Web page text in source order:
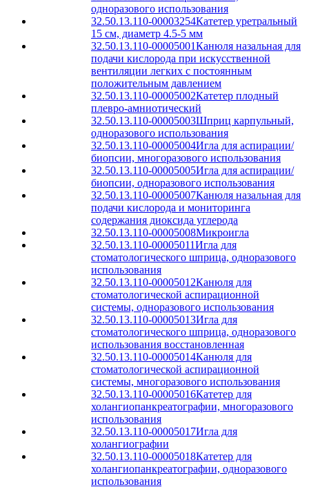
одноразового использования
32.50.13.110-00003254Катетер уретральный
15 см, диаметр 4.5-5 мм
32.50.13.110-00005001Канюля назальная для
подачи кислорода при искусственной
вентиляции легких с постоянным
положительным давлением
32.50.13.110-00005002Катетер плодный
плевро-амниотический
32.50.13.110-00005003Шприц карпульный,
одноразового использования
32.50.13.110-00005004Игла для аспирации/
биопсии, многоразового использования
32.50.13.110-00005005Игла для аспирации/
биопсии, одноразового использования
32.50.13.110-00005007Канюля назальная для
подачи кислорода и мониторинга
содержания диоксида углерода
32.50.13.110-00005008Микроигла
32.50.13.110-00005011Игла для
стоматологического шприца, одноразового
использования
32.50.13.110-00005012Канюля для
стоматологической аспирационной
системы, одноразового использования
32.50.13.110-00005013Игла для
стоматологического шприца, одноразового
использования восстановленная
32.50.13.110-00005014Канюля для
стоматологической аспирационной
системы, многоразового использования
32.50.13.110-00005016Катетер для
холангиопанкреатографии, многоразового
использования
32.50.13.110-00005017Игла для
холангиографии
32.50.13.110-00005018Катетер для
холангиопанкреатографии, одноразового
использования